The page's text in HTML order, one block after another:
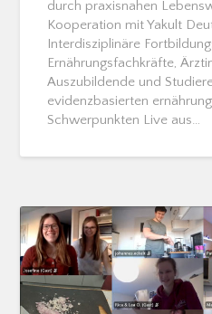
durch praxisnahen
Kooperation mit Yakult
Interdisziplinäre
Ernährungsfachkräfte,
Auszubildende und
evidenzbasierten
Schwerpunkten Live aus…